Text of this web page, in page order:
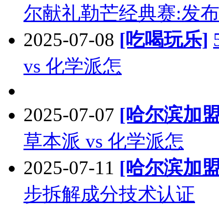
尔献礼勒芒经典赛:发布
2025-07-08 [吃喝玩乐]
vs 化学派怎
2025-07-07 [哈尔滨加
草本派 vs 化学派怎
2025-07-11 [哈尔滨加
步拆解成分技术认证